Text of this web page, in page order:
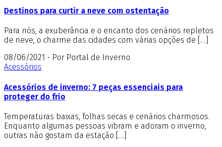
Destinos para curtir a neve com ostentação
Para nós, a exuberância e o encanto dos cenários repletos
de neve, o charme das cidades com várias opções de […]
08/06/2021 - Por Portal de Inverno
Acessórios
Acessórios de inverno: 7 peças essenciais para
proteger do frio
Temperaturas baixas, folhas secas e cenários charmosos.
Enquanto algumas pessoas vibram e adoram o inverno,
outras não gostam da estação […]